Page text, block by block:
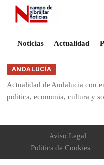
Noticias Actualidad
ANDALUCÍA
Actualidad de Andalucia con
politica, economia, cultura y
Aviso Legal
Política de Cookies